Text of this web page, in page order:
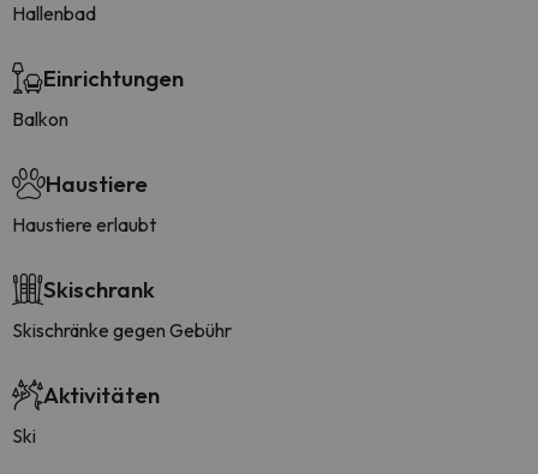
Hallenbad
Einrichtungen
Balkon
Haustiere
Haustiere erlaubt
Skischrank
Skischränke gegen Gebühr
Aktivitäten
Ski